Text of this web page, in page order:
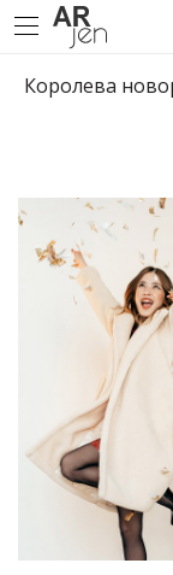
Королева